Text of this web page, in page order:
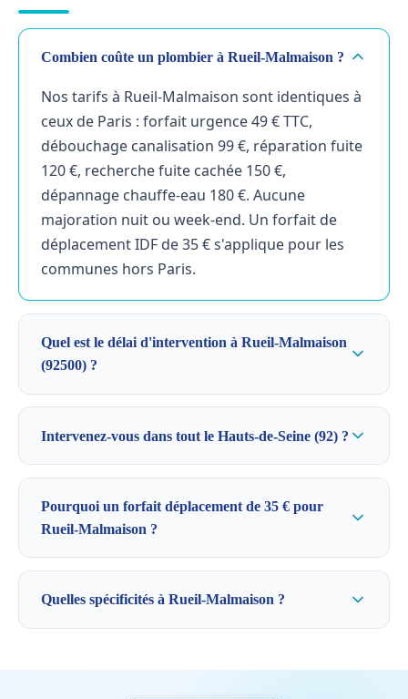
Combien coûte un plombier à Rueil-Malmaison ?
Nos tarifs à Rueil-Malmaison sont identiques à
ceux de Paris : forfait urgence 49 € TTC,
débouchage canalisation 99 €, réparation fuite
120 €, recherche fuite cachée 150 €,
dépannage chauffe-eau 180 €. Aucune
majoration nuit ou week-end. Un forfait de
déplacement IDF de 35 € s'applique pour les
communes hors Paris.
Quel est le délai d'intervention à Rueil-Malmaison
(92500) ?
Intervenez-vous dans tout le Hauts-de-Seine (92) ?
Pourquoi un forfait déplacement de 35 € pour
Rueil-Malmaison ?
Quelles spécificités à Rueil-Malmaison ?